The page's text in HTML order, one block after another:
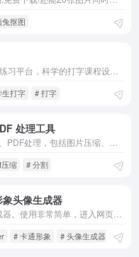
兔抠图
生打字 # 打字
处理工具
缩 # 分割
头像生成器
# 卡通形象 # 头像生成器